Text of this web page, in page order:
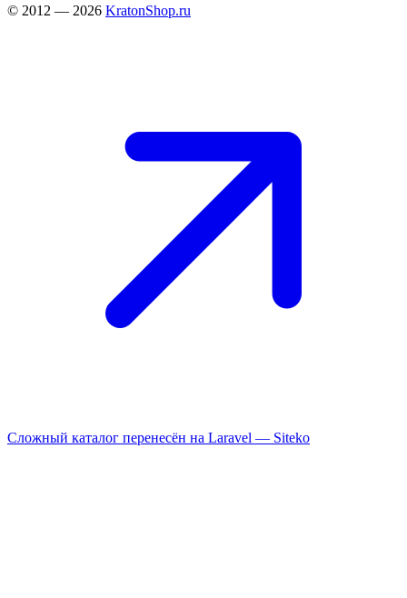
© 2012 — 2026 KratonShop.ru
Сложный каталог перенесён на Laravel — Siteko